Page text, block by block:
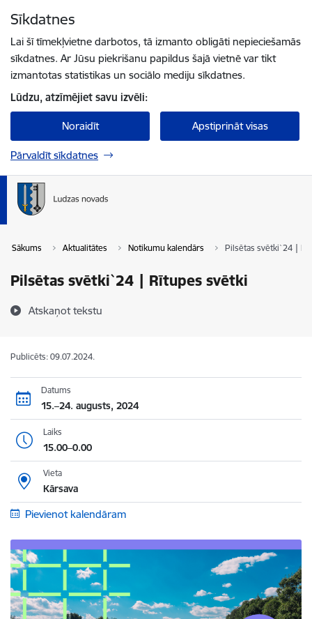
Sīkdatnes
Lai šī tīmekļvietne darbotos, tā izmanto obligāti nepieciešamās
sīkdatnes. Ar Jūsu piekrišanu papildus šajā vietnē var tikt
izmantotas statistikas un sociālo mediju sīkdatnes.
Lūdzu, atzīmējiet savu izvēli:
Noraidīt Apstiprināt visas
Pārvaldīt sīkdatnes
Sākums Aktualitātes Notikumu kalendārs Pilsētas svētki`24 |
Pilsētas svētki`24 | Rītupes svētki
Atskaņot tekstu
Publicēts: 09.07.2024.
Datums
15.–24. augusts, 2024
Laiks
15.00–0.00
Vieta
Kārsava
Pievienot kalendāram